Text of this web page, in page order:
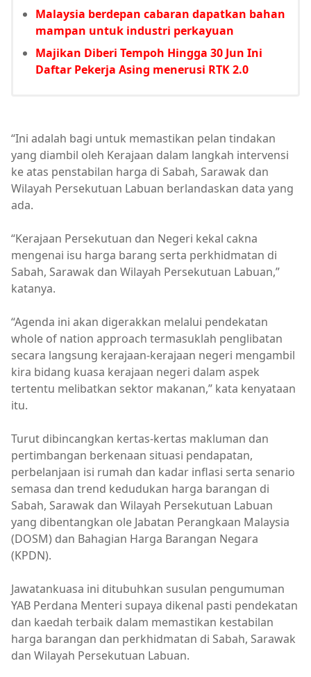
Malaysia berdepan cabaran dapatkan bahan
mampan untuk industri perkayuan
Majikan Diberi Tempoh Hingga 30 Jun Ini
Daftar Pekerja Asing menerusi RTK 2.0
“Ini adalah bagi untuk memastikan pelan tindakan
yang diambil oleh Kerajaan dalam langkah intervensi
ke atas penstabilan harga di Sabah, Sarawak dan
Wilayah Persekutuan Labuan berlandaskan data yang
ada.
“Kerajaan Persekutuan dan Negeri kekal cakna
mengenai isu harga barang serta perkhidmatan di
Sabah, Sarawak dan Wilayah Persekutuan Labuan,”
katanya.
“Agenda ini akan digerakkan melalui pendekatan
whole of nation approach termasuklah penglibatan
secara langsung kerajaan-kerajaan negeri mengambil
kira bidang kuasa kerajaan negeri dalam aspek
tertentu melibatkan sektor makanan,” kata kenyataan
itu.
Turut dibincangkan kertas-kertas makluman dan
pertimbangan berkenaan situasi pendapatan,
perbelanjaan isi rumah dan kadar inflasi serta senario
semasa dan trend kedudukan harga barangan di
Sabah, Sarawak dan Wilayah Persekutuan Labuan
yang dibentangkan ole Jabatan Perangkaan Malaysia
(DOSM) dan Bahagian Harga Barangan Negara
(KPDN).
Jawatankuasa ini ditubuhkan susulan pengumuman
YAB Perdana Menteri supaya dikenal pasti pendekatan
dan kaedah terbaik dalam memastikan kestabilan
harga barangan dan perkhidmatan di Sabah, Sarawak
dan Wilayah Persekutuan Labuan.